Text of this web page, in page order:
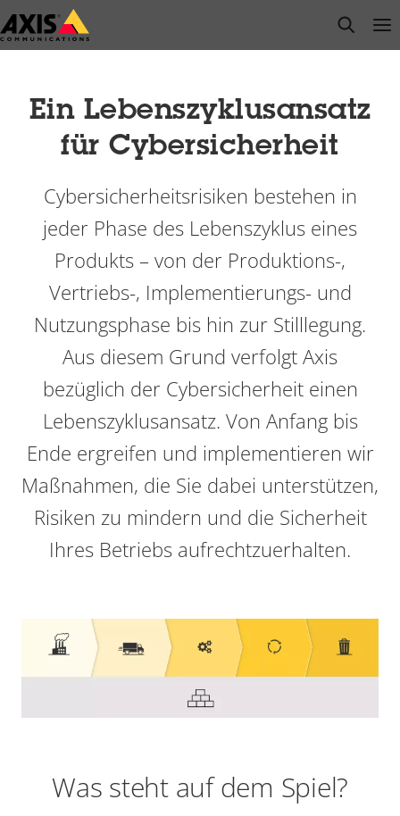
Zum
Hauptinhalt
open
Ein Lebenszyklusansatz
für Cybersicherheit
Cybersicherheitsrisiken bestehen in
jeder Phase des Lebenszyklus eines
Produkts – von der Produktions-,
Vertriebs-, Implementierungs- und
Nutzungsphase bis hin zur Stilllegung.
Aus diesem Grund verfolgt Axis
bezüglich der Cybersicherheit einen
Lebenszyklusansatz. Von Anfang bis
Ende ergreifen und implementieren wir
Maßnahmen, die Sie dabei unterstützen,
Risiken zu mindern und die Sicherheit
Ihres Betriebs aufrechtzuerhalten.
Was steht auf dem Spiel?